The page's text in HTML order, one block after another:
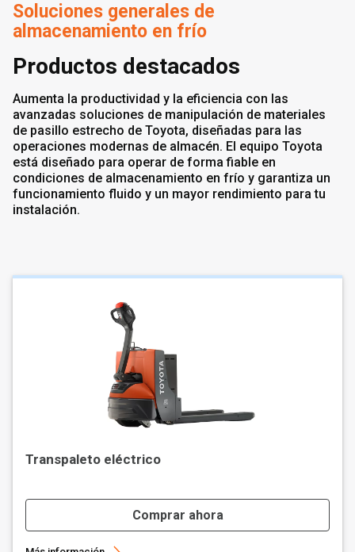
Soluciones generales de
almacenamiento en frío
Productos destacados
Aumenta la productividad y la eficiencia con las
avanzadas soluciones de manipulación de materiales
de pasillo estrecho de Toyota, diseñadas para las
operaciones modernas de almacén. El equipo Toyota
está diseñado para operar de forma fiable en
condiciones de almacenamiento en frío y garantiza un
funcionamiento fluido y un mayor rendimiento para tu
instalación.
Transpaleto eléctrico
Comprar ahora